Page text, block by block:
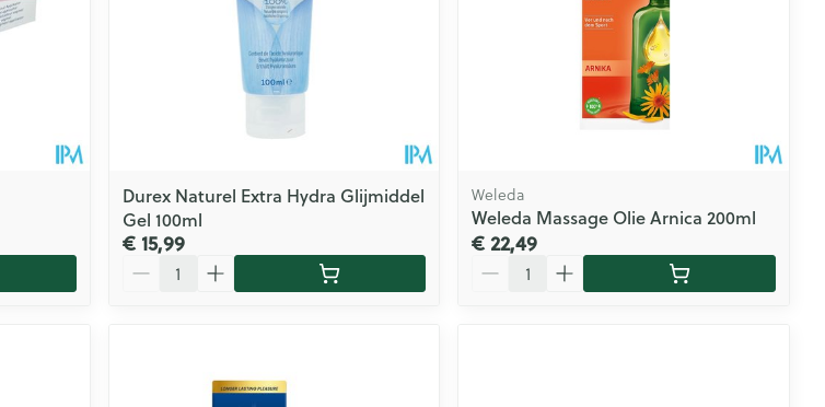
Durex Naturel Extra Hydra Glijmiddel
Gel 100ml
€ 15,99
Weleda
Weleda Massage Olie Arnica 200ml
€ 22,49